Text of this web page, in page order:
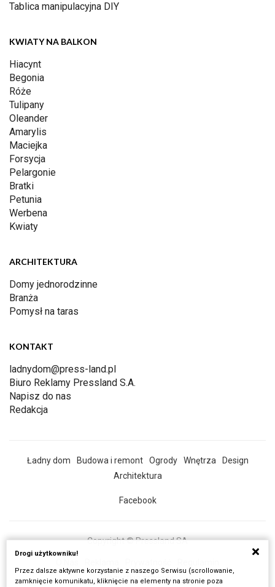
Tablica manipulacyjna DIY
KWIATY NA BALKON
Hiacynt
Begonia
Róże
Tulipany
Oleander
Amarylis
Maciejka
Forsycja
Pelargonie
Bratki
Petunia
Werbena
Kwiaty
ARCHITEKTURA
Domy jednorodzinne
Branża
Pomysł na taras
KONTAKT
ladnydom@press-land.pl
Biuro Reklamy Pressland S.A.
Napisz do nas
Redakcja
Ładny dom Budowa i remont Ogrody Wnętrza
Design
Architektura
Facebook
Copyright © Pressland SA
Wszystkie artykuły
Drogi użytkowniku!
Przez dalsze aktywne korzystanie z naszego Serwisu (scrollowanie,
zamknięcie komunikatu, kliknięcie na elementy na stronie poza